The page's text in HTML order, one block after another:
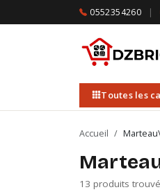
0552354260 |
Toutes les
Accueil /
13 produits